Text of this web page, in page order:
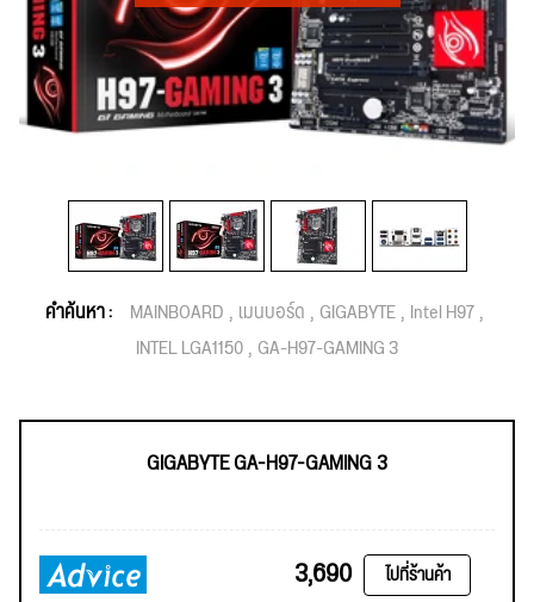
คำค้นหา : MAINBOARD เมนบอร์ด GIGABYTE Intel H97
INTEL LGA1150 GA-H97-GAMING 3
GIGABYTE GA-H97-GAMING 3
3,690 ไปที่ร้านค้า